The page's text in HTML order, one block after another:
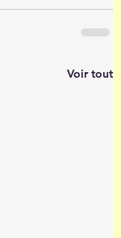
Voir tout